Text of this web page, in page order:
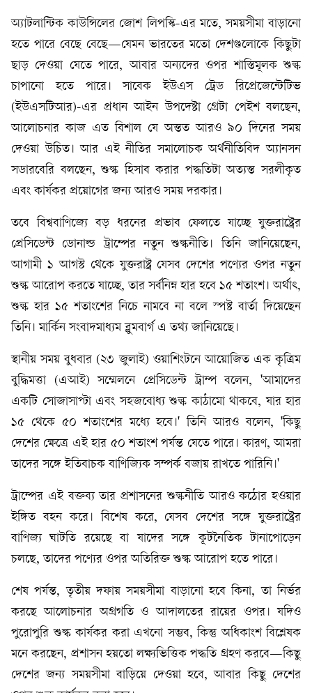
অ্যাটলান্টিক কাউন্সিলের জোশ লিপস্কি-এর মতে, সময়সীমা বাড়ানো
হতে পারে বেছে বেছে—যেমন ভারতের মতো দেশগুলোকে কিছুটা
ছাড় দেওয়া যেতে পারে, আবার অন্যদের ওপর শাস্তিমূলক শুল্ক
চাপানো হতে পারে। সাবেক ইউএস ট্রেড রিপ্রেজেন্টেটিভ
(ইউএসটিআর)-এর প্রধান আইন উপদেষ্টা গ্রেটা পেইশ বলছেন,
আলোচনার কাজ এত বিশাল যে অন্তত আরও ৯০ দিনের সময়
দেওয়া উচিত। আর এই নীতির সমালোচক অর্থনীতিবিদ অ্যানসন
সডারবেরি বলছেন, শুল্ক হিসাব করার পদ্ধতিটা অত্যন্ত সরলীকৃত
এবং কার্যকর প্রয়োগের জন্য আরও সময় দরকার।
তবে বিশ্ববাণিজ্যে বড় ধরনের প্রভাব ফেলতে যাচ্ছে যুক্তরাষ্ট্রের
প্রেসিডেন্ট ডোনাল্ড ট্রাম্পের নতুন শুল্কনীতি। তিনি জানিয়েছেন,
আগামী ১ আগস্ট থেকে যুক্তরাষ্ট্র যেসব দেশের পণ্যের ওপর নতুন
শুল্ক আরোপ করতে যাচ্ছে, তার সর্বনিম্ন হার হবে ১৫ শতাংশ। অর্থাৎ,
শুল্ক হার ১৫ শতাংশের নিচে নামবে না বলে স্পষ্ট বার্তা দিয়েছেন
তিনি। মার্কিন সংবাদমাধ্যম ব্লুমবার্গ এ তথ্য জানিয়েছে।
স্থানীয় সময় বুধবার (২৩ জুলাই) ওয়াশিংটনে আয়োজিত এক কৃত্রিম
বুদ্ধিমত্তা (এআই) সম্মেলনে প্রেসিডেন্ট ট্রাম্প বলেন, 'আমাদের
একটি সোজাসাপ্টা এবং সহজবোধ্য শুল্ক কাঠামো থাকবে, যার হার
১৫ থেকে ৫০ শতাংশের মধ্যে হবে।' তিনি আরও বলেন, 'কিছু
দেশের ক্ষেত্রে এই হার ৫০ শতাংশ পর্যন্ত যেতে পারে। কারণ, আমরা
তাদের সঙ্গে ইতিবাচক বাণিজ্যিক সম্পর্ক বজায় রাখতে পারিনি।'
ট্রাম্পের এই বক্তব্য তার প্রশাসনের শুল্কনীতি আরও কঠোর হওয়ার
ইঙ্গিত বহন করে। বিশেষ করে, যেসব দেশের সঙ্গে যুক্তরাষ্ট্রের
বাণিজ্য ঘাটতি রয়েছে বা যাদের সঙ্গে কূটনৈতিক টানাপোড়েন
চলছে, তাদের পণ্যের ওপর অতিরিক্ত শুল্ক আরোপ হতে পারে।
শেষ পর্যন্ত, তৃতীয় দফায় সময়সীমা বাড়ানো হবে কিনা, তা নির্ভর
করছে আলোচনার অগ্রগতি ও আদালতের রায়ের ওপর। যদিও
পুরোপুরি শুল্ক কার্যকর করা এখনো সম্ভব, কিন্তু অধিকাংশ বিশ্লেষক
মনে করছেন, প্রশাসন হয়তো লক্ষ্যভিত্তিক পদ্ধতি গ্রহণ করবে—কিছু
দেশের জন্য সময়সীমা বাড়িয়ে দেওয়া হবে, আবার কিছু দেশের